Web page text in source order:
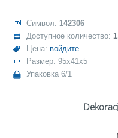
Символ: 142306
Доступное количество:
Цена: войдите
Размер: 95x41x5
Упаковка 6/1